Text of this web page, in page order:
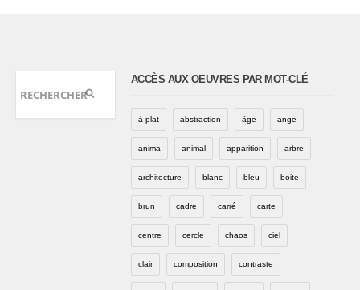
ACCÈS AUX OEUVRES PAR MOT-CLÉ
à plat abstraction âge ange
anima animal apparition arbre
architecture blanc bleu boite
brun cadre carré carte
centre cercle chaos ciel
clair composition contraste